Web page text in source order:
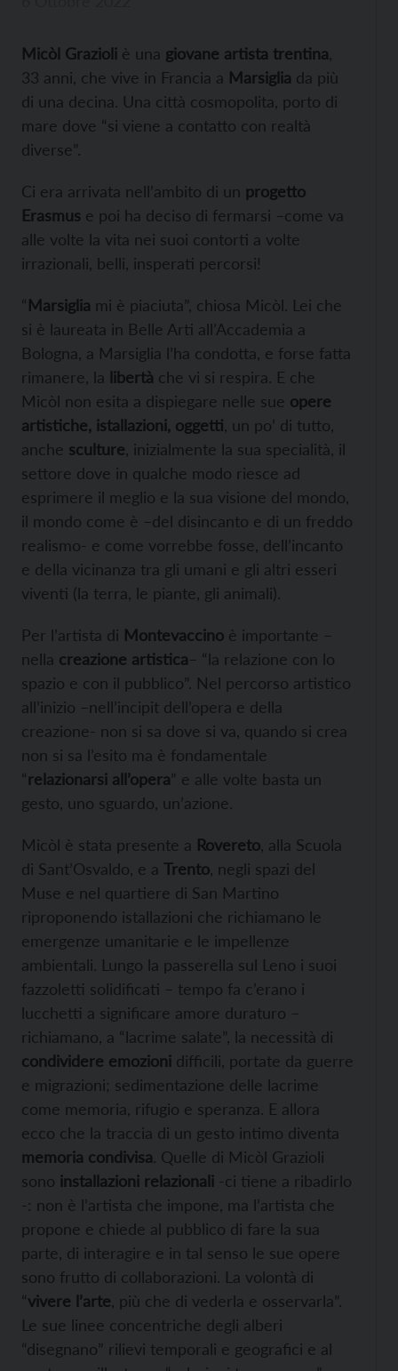
Micòl Grazioli è una giovane artista trentina
33 anni, che vive in Francia a Marsiglia da più
di una decina. Una città cosmopolita, porto di
mare dove “si viene a contatto con realtà
diverse”.
Ci era arrivata nell’ambito di un progetto
Erasmus e poi ha deciso di fermarsi –come va
alle volte la vita nei suoi contorti a volte
irrazionali, belli, insperati percorsi!
“Marsiglia mi è piaciuta”, chiosa Micòl. Lei che
si è laureata in Belle Arti all’Accademia a
Bologna, a Marsiglia l’ha condotta, e forse fatta
rimanere, la libertà che vi si respira. E che
Micòl non esita a dispiegare nelle sue opere
artistiche, istallazioni, oggetti , un po’ di tutto,
anche sculture , inizialmente la sua specialità, il
settore dove in qualche modo riesce ad
esprimere il meglio e la sua visione del mondo,
il mondo come è –del disincanto e di un freddo
realismo- e come vorrebbe fosse, dell’incanto
e della vicinanza tra gli umani e gli altri esseri
viventi (la terra, le piante, gli animali).
Per l’artista di Montevaccino è importante –
nella creazione artistica– “la relazione con lo
spazio e con il pubblico”. Nel percorso artistico
all’inizio –nell’incipit dell’opera e della
creazione- non si sa dove si va, quando si crea
non si sa l’esito ma è fondamentale
“relazionarsi all’opera” e alle volte basta un
gesto, uno sguardo, un’azione.
Micòl è stata presente a Rovereto , alla Scuola
di Sant’Osvaldo, e a Trento , negli spazi del
Muse e nel quartiere di San Martino
riproponendo istallazioni che richiamano le
emergenze umanitarie e le impellenze
ambientali. Lungo la passerella sul Leno i suoi
fazzoletti solidificati – tempo fa c’erano i
lucchetti a significare amore duraturo –
richiamano, a “lacrime salate”, la necessità di
condividere emozioni difficili, portate da guerre
e migrazioni; sedimentazione delle lacrime
come memoria, rifugio e speranza. E allora
ecco che la traccia di un gesto intimo diventa
memoria condivisa. Quelle di Micòl Grazioli
sono installazioni relazionali -ci tiene a ribadirlo
-: non è l’artista che impone, ma l’artista che
propone e chiede al pubblico di fare la sua
parte, di interagire e in tal senso le sue opere
sono frutto di collaborazioni. La volontà di
“vivere l’arte , più che di vederla e osservarla”.
Le sue linee concentriche degli alberi
“disegnano” rilievi temporali e geografici e al